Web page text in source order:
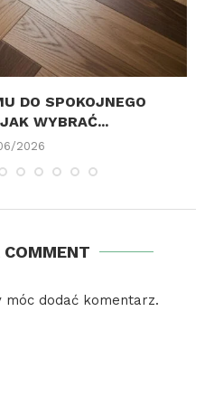
DO SPOKOJNEGO
WYBRAĆ...
2026
COMMENT
móc dodać komentarz.